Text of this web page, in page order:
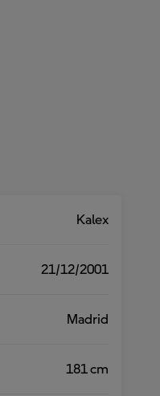
Kalex
21/12/2001
Madrid
181 cm